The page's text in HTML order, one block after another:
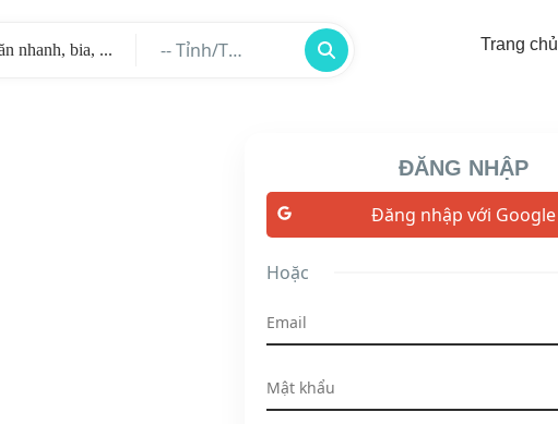
-- Tỉnh/TP -
Trang chủ
ĐĂNG NHẬP
Đăng nhập với Google
Hoặc